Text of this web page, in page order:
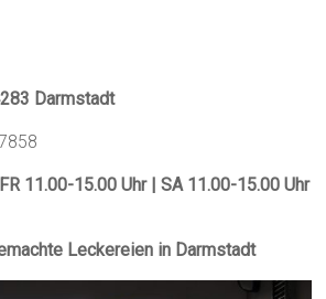
Darmstadt
11.00-15.00 Uhr | SA 11.00-15.00 Uhr
Leckereien in Darmstadt